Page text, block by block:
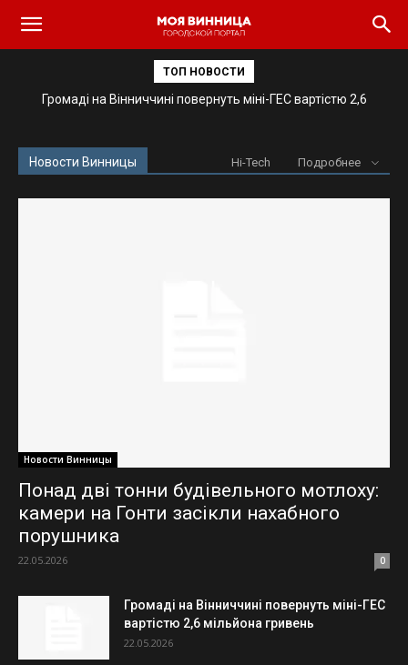
ТОП НОВОСТИ
Громаді на Вінниччині повернуть міні-ГЕС вартістю 2,6
Минуту молчания теперь будут объявлять через
Новости Винницы Hi-Tech Подробнее
Новости Винницы
Понад дві тонни будівельного мотлоху:
камери на Гонти засікли нахабного
порушника
22.05.2026 0
Громаді на Вінниччині повернуть міні-ГЕС
вартістю 2,6 мільйона гривень
22.05.2026